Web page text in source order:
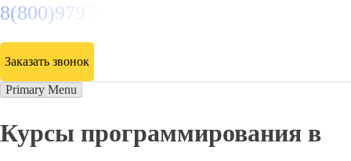
8(800)9797043
Заказать звонок
Primary Menu
Курсы программирования в